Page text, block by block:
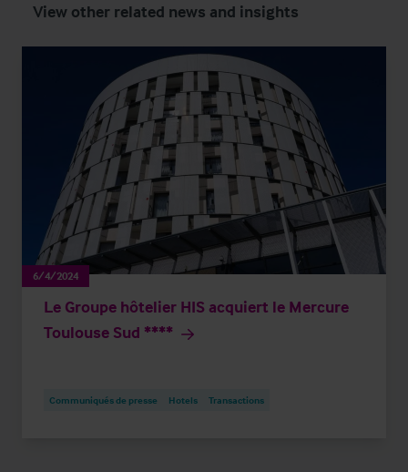
View other related news and insights
6/4/2024
Le Groupe hôtelier HIS acquiert le Mercure
Toulouse Sud ****
Communiqués de presse Hotels Transactions